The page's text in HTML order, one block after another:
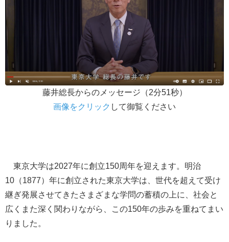
藤井総長からのメッセージ（2分51秒）
画像をクリック して御覧ください
東京大学は2027年に創立150周年を迎えます。明治
10（1877）年に創立された東京大学は、世代を超えて受け
継ぎ発展させてきたさまざまな学問の蓄積の上に、社会と
広くまた深く関わりながら、この150年の歩みを重ねてまい
りました。